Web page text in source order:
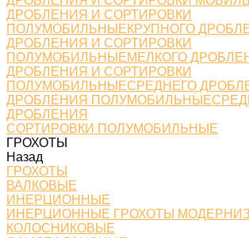
ДРОБЛЕНИЯ И СОРТИРОВКИ
ПОЛУМОБИЛЬНЫЕКРУПНОГО
ДРОБЛЕНИЯ И СОРТИРОВКИ
ПОЛУМОБИЛЬНЫЕМЕЛКОГО
ДРОБЛЕНИЯ И СОРТИРОВКИ
ПОЛУМОБИЛЬНЫЕСРЕДНЕГО
ДРОБЛЕНИЯ
ДРОБЛЕНИЯ
СОРТИРОВКИ ПОЛУМОБИЛЬНЫЕ
ГРОХОТЫ
Назад
ГРОХОТЫ
ВАЛКОВЫЕ
ИНЕРЦИОННЫЕ
ИНЕРЦИОННЫЕ ГРОХОТЫ
КОЛОСНИКОВЫЕ